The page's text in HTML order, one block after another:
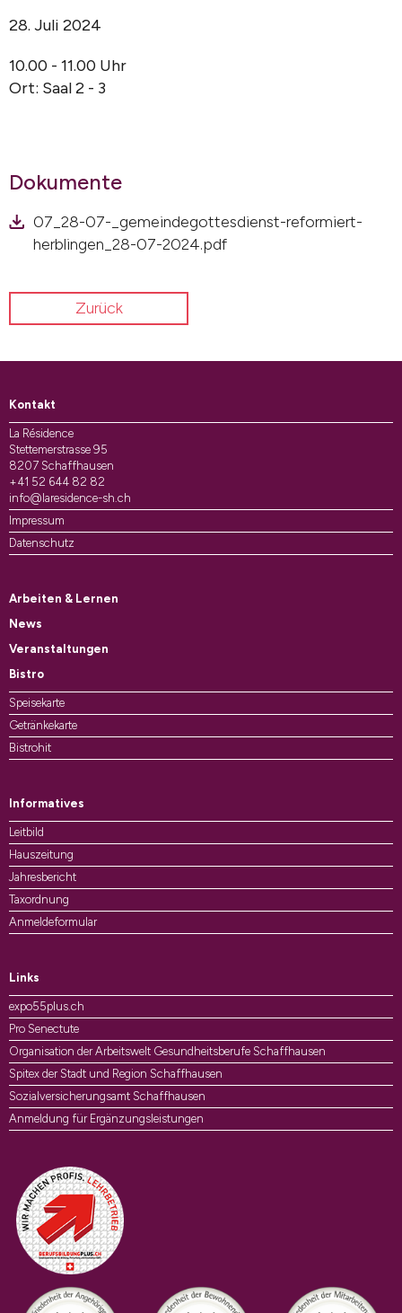
28. Juli 2024
10.00 - 11.00 Uhr
Ort: Saal 2 - 3
Dokumente
07_28-07-_gemeindegottesdienst-reformiert-
herblingen_28-07-2024.pdf
Zurück
Kontakt
La Résidence
Stettemerstrasse 95
8207 Schaffhausen
+41 52 644 82 82
info@laresidence-sh.ch
Impressum
Datenschutz
Arbeiten & Lernen
News
Veranstaltungen
Bistro
Speisekarte
Getränkekarte
Bistrohit
Informatives
Leitbild
Hauszeitung
Jahresbericht
Taxordnung
Anmeldeformular
Links
expo55plus.ch
Pro Senectute
Organisation der Arbeitswelt Gesundheitsberufe Schaffhausen
Spitex der Stadt und Region Schaffhausen
Sozialversicherungsamt Schaffhausen
Anmeldung für Ergänzungsleistungen
Auszeichnungen